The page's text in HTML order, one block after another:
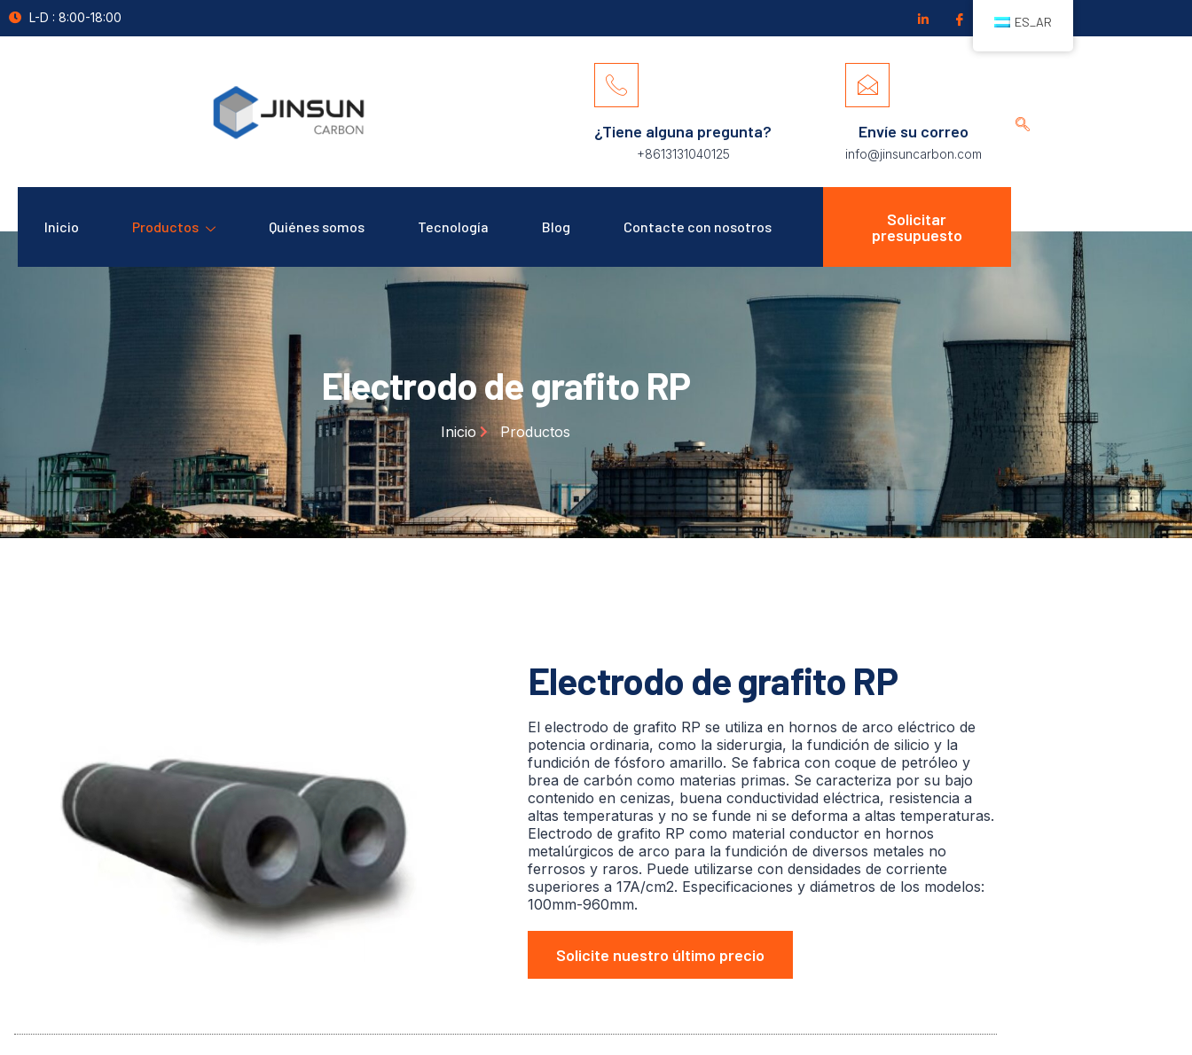
L-D : 8:00-18:00
¿Tiene alguna pregunta?
+8613131040125
Envíe su correo
info@jinsuncarbon.com
Inicio Productos Quiénes somos Tecnología Blog Contacte con nosotros
Solicitar
presupuesto
Electrodo de grafito RP
Inicio Productos
Electrodo de grafito RP
El electrodo de grafito RP se utiliza en hornos de arco eléctrico de
potencia ordinaria, como la siderurgia, la fundición de silicio y la
fundición de fósforo amarillo. Se fabrica con coque de petróleo y
brea de carbón como materias primas. Se caracteriza por su bajo
contenido en cenizas, buena conductividad eléctrica, resistencia a
altas temperaturas y no se funde ni se deforma a altas temperaturas.
Electrodo de grafito RP como material conductor en hornos
metalúrgicos de arco para la fundición de diversos metales no
ferrosos y raros. Puede utilizarse con densidades de corriente
superiores a 17A/cm2. Especificaciones y diámetros de los modelos:
100mm-960mm.
Solicite nuestro último precio
ES_AR